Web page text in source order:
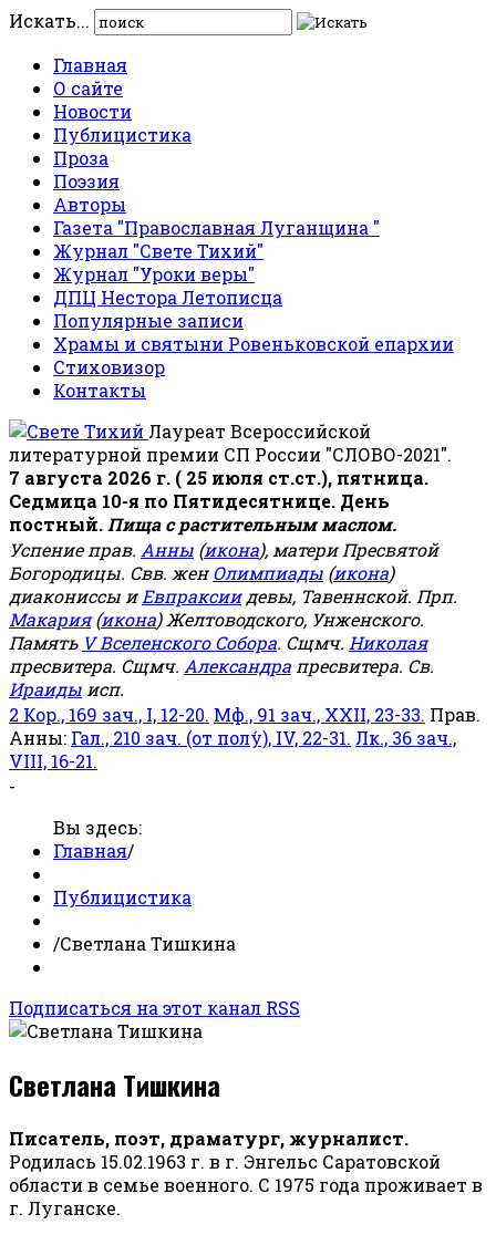
Искать...
Главная
О сайте
Новости
Публицистика
Проза
Поэзия
Авторы
Газета "Православная Луганщина "
Журнал "Свете Тихий"
Журнал "Уроки веры"
ДПЦ Нестора Летописца
Популярные записи
Храмы и святыни Ровеньковской епархии
Стиховизор
Контакты
Лауреат Всероссийской
литературной премии СП России "СЛОВО-2021".
7 августа 2026 г. ( 25 июля ст.ст.), пятница.
Седмица 10-я по Пятидесятнице. День
постный. Пища с растительным маслом.
Успение прав. Анны (икона), матери Пресвятой
Богородицы. Свв. женОлимпиады (икона)
диакониссы иЕвпраксиидевы, Тавеннской. Прп.
Макария(икона) Желтоводского, Унженского.
Память V Вселенского Собора. Сщмч. Николая
пресвитера. Сщмч. Александра пресвитера. Св.
Ираиды исп.
2 Кор., 169 зач., I, 12-20. Мф., 91 зач., XXII, 23-33. Прав.
Анны: Гал., 210 зач. (от полу́), IV, 22-31. Лк., 36 зач.,
VIII, 16-21.
-
Вы здесь:
Главная/
Публицистика
/Светлана Тишкина
Подписаться на этот канал RSS
Светлана Тишкина
Писатель, поэт, драматург, журналист.
Родилась 15.02.1963 г. в г. Энгельс Саратовской
области в семье военного. С 1975 года проживает в
г. Луганске.